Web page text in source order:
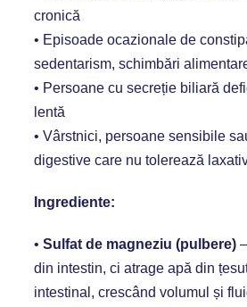
cronică
• Episoade ocazionale de
sedentarism, schimbări
• Persoane cu secreție biliară
lentă
• Vârstnici, persoane sensibile
digestive care nu tolerează
Ingrediente:
• Sulfat de magneziu (pulbere)
din intestin, ci atrage apă din
intestinal, crescând volumul și